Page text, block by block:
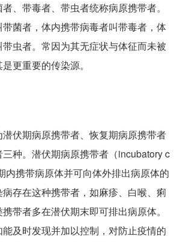
、带毒者、带虫者统称病原携带者。
菌者，体内携带病毒者叫带毒者，体
虫者。常因为其无症状与体征而未被
更重要的传染源。
伏期病原携带者、恢复期病原携带者
种。潜伏期病原携带者（incubatory c
内携带病原体并可向体外排出病原体的
存在这种携带者，如麻疹、白喉、痢
带者多在潜伏期末即可排出病原体。
及时发现并加以控制，对防止疫情的